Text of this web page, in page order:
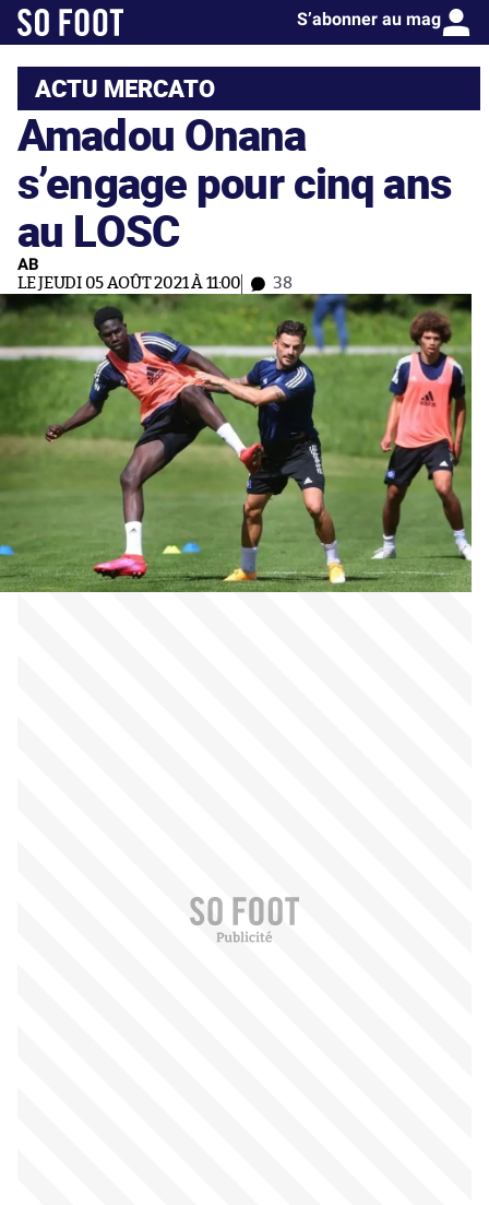
S’abonner au mag
ACTU MERCATO
Amadou Onana
s’engage pour cinq ans
au LOSC
AB
LE JEUDI 05 AOÛT 2021 À 11:00 38